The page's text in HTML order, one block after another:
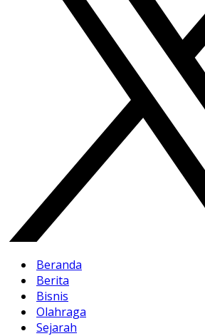
Beranda
Berita
Bisnis
Olahraga
Sejarah